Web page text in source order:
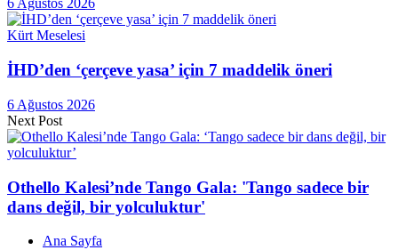
6 Ağustos 2026
Kürt Meselesi
İHD’den ‘çerçeve yasa’ için 7 maddelik öneri
6 Ağustos 2026
Next Post
Othello Kalesi’nde Tango Gala: 'Tango sadece bir
dans değil, bir yolculuktur'
Ana Sayfa